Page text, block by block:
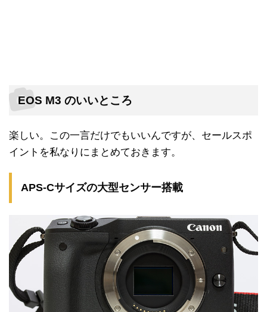
EOS M3 のいいところ
楽しい。この一言だけでもいいんですが、セールスポ
イントを私なりにまとめておきます。
APS-Cサイズの大型センサー搭載